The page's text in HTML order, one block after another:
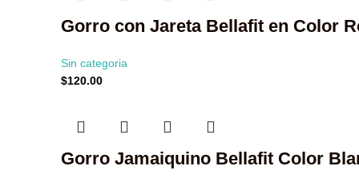
Gorro con Jareta Bellafit en Color
Sin categoria
$120.00
Gorro Jamaiquino Bellafit Color